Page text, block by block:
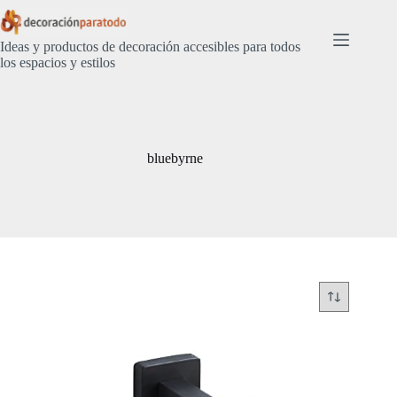
Saltar
al
contenido
Ideas y productos de decoración accesibles para todos
los espacios y estilos
bluebyrne